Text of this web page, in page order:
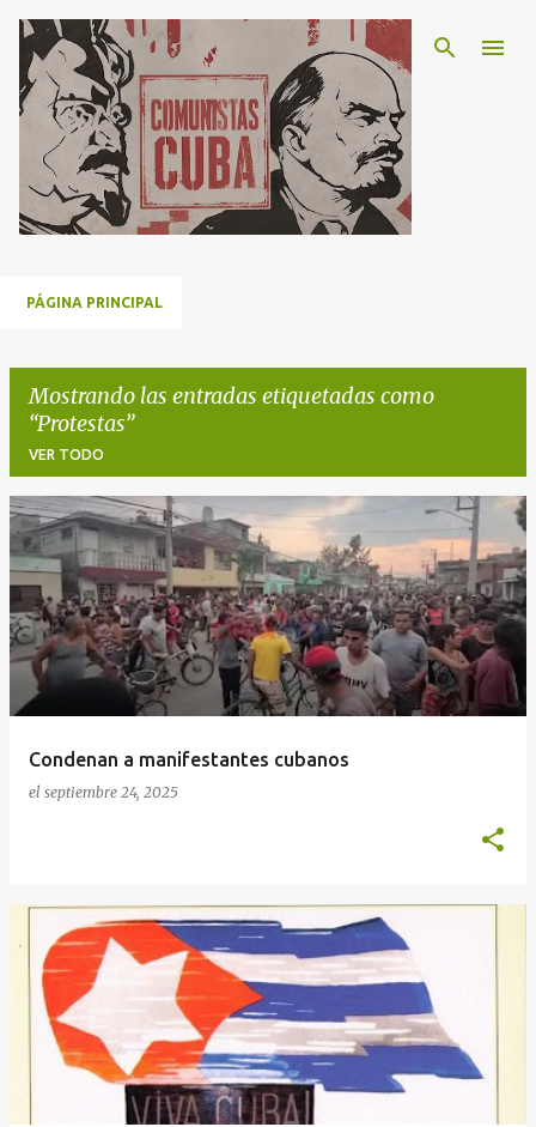
Ir al contenido principal
PÁGINA PRINCIPAL
Mostrando las entradas etiquetadas como
Protestas
VER TODO
E
n
r
a
Condenan a manifestantes cubanos
el septiembre 24, 2025